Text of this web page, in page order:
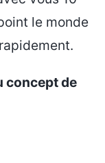
le monde
concept de